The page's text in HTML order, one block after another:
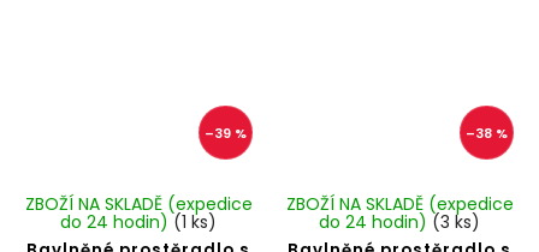
–39 %
ZBOŽÍ NA SKLADĚ (expedice
do 24 hodin) (1 ks)
–38 %
ZBOŽÍ NA SKLADĚ (expedice
do 24 hodin) (3 ks)